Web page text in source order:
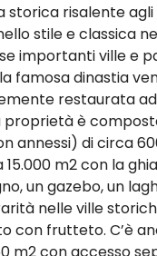
storica risalente agli
stile e classica
importanti ville e
famosa dinastia
restaurata
proprietà è
annessi) di circa
m2 con la
un gazebo, un
nelle ville
con frutteto. C’è
m2 con accesso